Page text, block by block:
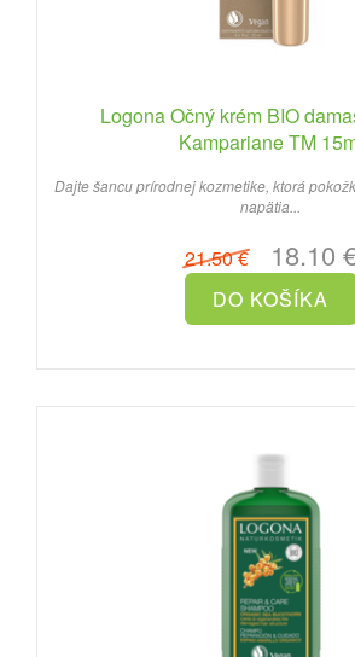
Logona Očný krém BIO
Kampariane TM
Dajte šancu prírodnej kozmetike, ktorá
napätia...
21.50 €18.10